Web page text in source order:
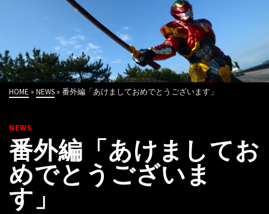
HOME » NEWS » 番外編「あけましておめでとうございます」
NEWS
番外編「あけましてお
めでとうございま
す」